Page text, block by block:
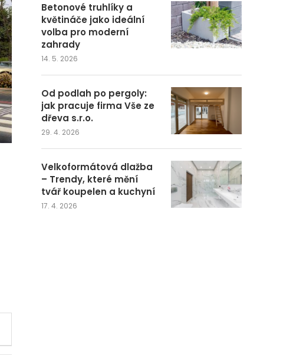
Betonové truhlíky a
květináče jako ideální
volba pro moderní
zahrady
14. 5. 2026
Od podlah po pergoly:
jak pracuje firma Vše ze
dřeva s.r.o.
29. 4. 2026
Velkoformátová dlažba
– Trendy, které mění
tvář koupelen a kuchyní
17. 4. 2026